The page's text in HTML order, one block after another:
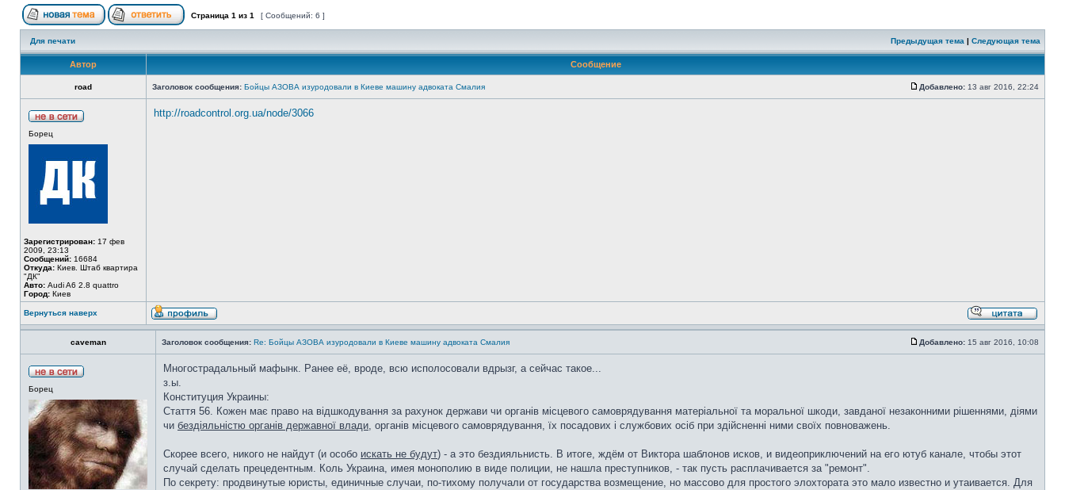
Страница 1 из 1 [ Сообщений: 6 ]
Для печати Предыдущая тема | Следующая тема
Автор Сообщение
road Заголовок сообщения: Бойцы АЗОВА изуродовали в Киеве машину адвоката Смалия Добавлено: 13 авг 2016, 22:24
Борец
Зарегистрирован: 17 фев
2009, 23:13
Сообщений: 16684
Откуда: Киев. Штаб квартира
"ДК"
Авто: Audi A6 2.8 quattro
Город: Киев
http://roadcontrol.org.ua/node/3066
Вернуться наверх
caveman Заголовок сообщения: Re: Бойцы АЗОВА изуродовали в Киеве машину адвоката Смалия Добавлено: 15 авг 2016, 10:08
Борец
Многострадальный мафынк. Ранее её, вроде, всю исполосовали вдрызг, а сейчас такое...
з.ы.
Конституция Украины:
Стаття 56. Кожен має право на відшкодування за рахунок держави чи органів місцевого самоврядування матеріальної та моральної шкоди, завданої незаконними рішеннями, діями
чи бездіяльністю органів державної влади, органів місцевого самоврядування, їх посадових і службових осіб при здійсненні ними своїх повноважень.
Скорее всего, никого не найдут (и особо искать не будут) - а это бездияльнисть. В итоге, ждём от Виктора шаблонов исков, и видеоприключений на его ютуб канале, чтобы этот
случай сделать прецедентным. Коль Украина, имея монополию в виде полиции, не нашла преступников, - так пусть расплачивается за "ремонт".
По секрету: продвинутые юристы, единичные случаи, по-тихому получали от государства возмещение, но массово для простого элохтората это мало известно и утаивается. Для